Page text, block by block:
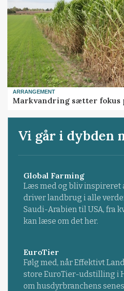
ARRANGEMENT
Markvandring sætter fokus
Vi går i dybden
Global Farming
Læs med og bliv inspireret
driver landbrug i alle
Saudi-Arabien til USA, fra
kan læse om det her.
EuroTier
Følg med, når Effektivt
store EuroTier-udstilling i
om husdyrbranchens